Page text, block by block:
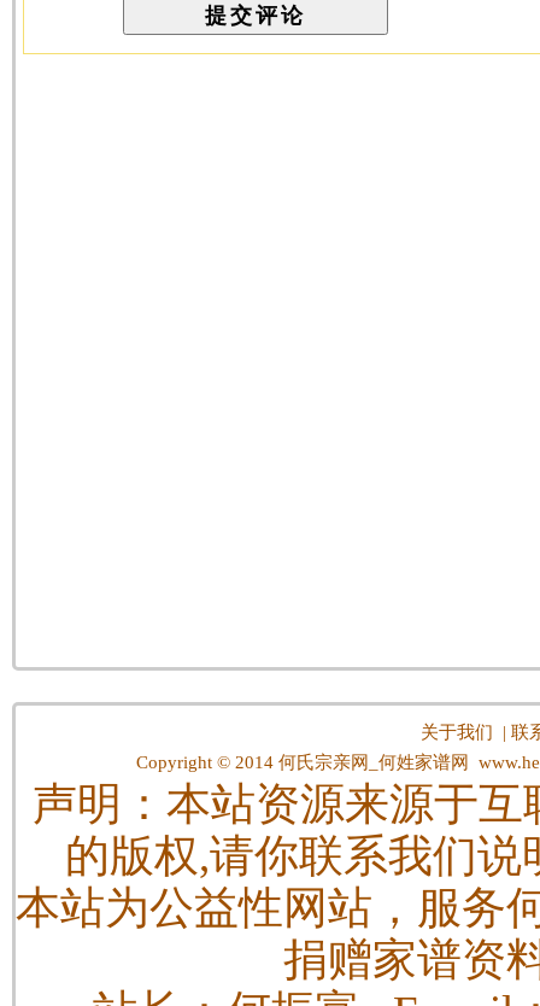
关于我们 |联
Copyright © 2014 何氏宗亲网_何姓家谱网
声明：本站资源来源于
的版权,请你联系我们
本站为公益性网站，服务
捐赠家谱资